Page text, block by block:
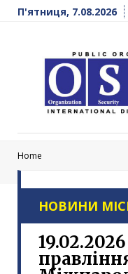
П'ятниця, 7.08.2026
Home
НОВИНИ